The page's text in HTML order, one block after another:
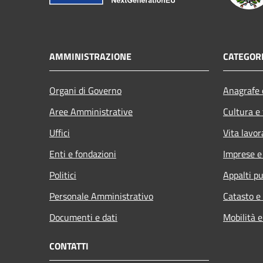
AMMINISTRAZIONE
Organi di Governo
Aree Amministrative
Uffici
Enti e fondazioni
Politici
Personale Amministrativo
Documenti e dati
Cultura
Vita
Imprese
Appalti
Catasto
Mobilità
CONTATTI